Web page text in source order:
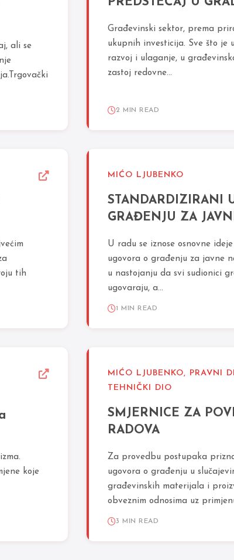
ali se
Građevinski sektor, prema
ukupnih investicija. Sve što je
razvoj i ulaganje, u
zastoj redovne...
2 MIN READ
tih
MIĆO LJUBENKO
STANDARDIZIRANI
GRAĐENJU ZA
U radu se iznose osnovne
ugovora o građenju za javne
u nastojanju da svi sudionici
ugovaraju, a...
1 MIN READ
koje
MIĆO LJUBENKO, PRAVNI
TEHNIČKI DIO
SMJERNICE ZA
RADOVA
Za provedbu postupaka
ugovora o građenju u
građevinskih materijala i
obveznim odnosima uz
3 MIN READ